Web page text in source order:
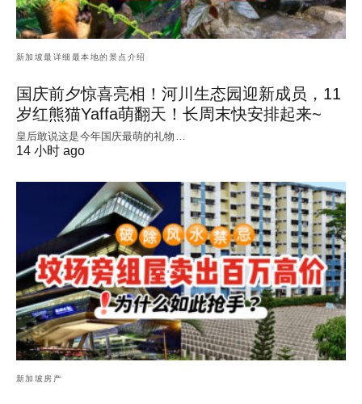
新加坡最详细最本地的景点介绍
国庆前夕惊喜亮相！河川生态园迎新成员，11
岁红熊猫Yaffa萌翻天！长周末快安排起来~
皇后敢说这是今年国庆最萌的礼物…
14 小时 ago
新加坡房产